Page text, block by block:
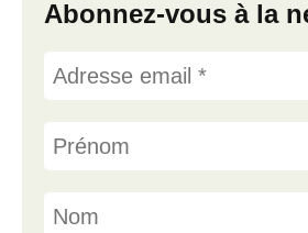
Abonnez-vous à la